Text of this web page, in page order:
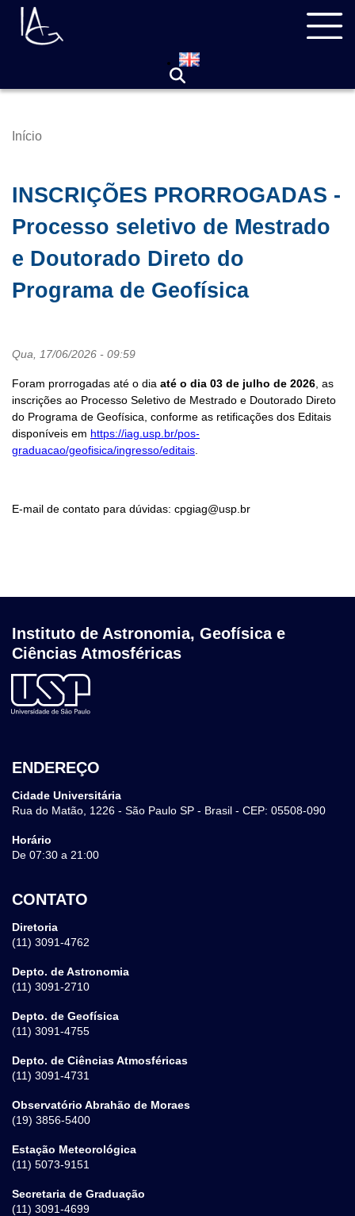
Pular
para
Trilha
Início
INSCRIÇÕES PRORROGADAS -
Processo seletivo de Mestrado
e Doutorado Direto do
Programa de Geofísica
Qua, 17/06/2026 - 09:59
Foram prorrogadas até o dia até o dia 03 de julho de 2026 , as
inscrições ao Processo Seletivo de Mestrado e Doutorado Direto
do Programa de Geofísica, conforme as retificações dos Editais
disponíveis em https://iag.usp.br/pos-
graduacao/geofisica/ingresso/editais
E-mail de contato para dúvidas: cpgiag@usp.br
Instituto de Astronomia, Geofísica e
Ciências Atmosféricas
ENDEREÇO
Cidade Universitária
Rua do Matão, 1226 - São Paulo SP - Brasil - CEP: 05508-090
Horário
De 07:30 a 21:00
CONTATO
Diretoria
(11) 3091-4762
Depto. de Astronomia
(11) 3091-2710
Depto. de Geofísica
(11) 3091-4755
Depto. de Ciências Atmosféricas
(11) 3091-4731
Observatório Abrahão de Moraes
(19) 3856-5400
Estação Meteorológica
(11) 5073-9151
Secretaria de Graduação
(11) 3091-4699